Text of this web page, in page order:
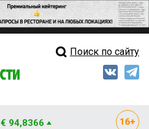
Свежий выпускПоиск по сайту
€ 94,8366